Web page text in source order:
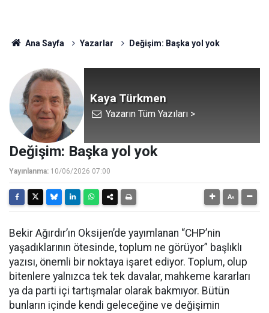
Ana Sayfa Yazarlar Değişim: Başka yol yok
Kaya Türkmen
Yazarın Tüm Yazıları >
Değişim: Başka yol yok
Yayınlanma: 10/06/2026 07:00
Bekir Ağırdır’ın Oksijen’de yayımlanan “CHP’nin
yaşadıklarının ötesinde, toplum ne görüyor” başlıklı
yazısı, önemli bir noktaya işaret ediyor. Toplum, olup
bitenlere yalnızca tek tek davalar, mahkeme kararları
ya da parti içi tartışmalar olarak bakmıyor. Bütün
bunların içinde kendi geleceğine ve değişimin